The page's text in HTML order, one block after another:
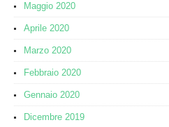
Maggio 2020
Aprile 2020
Marzo 2020
Febbraio 2020
Gennaio 2020
Dicembre 2019